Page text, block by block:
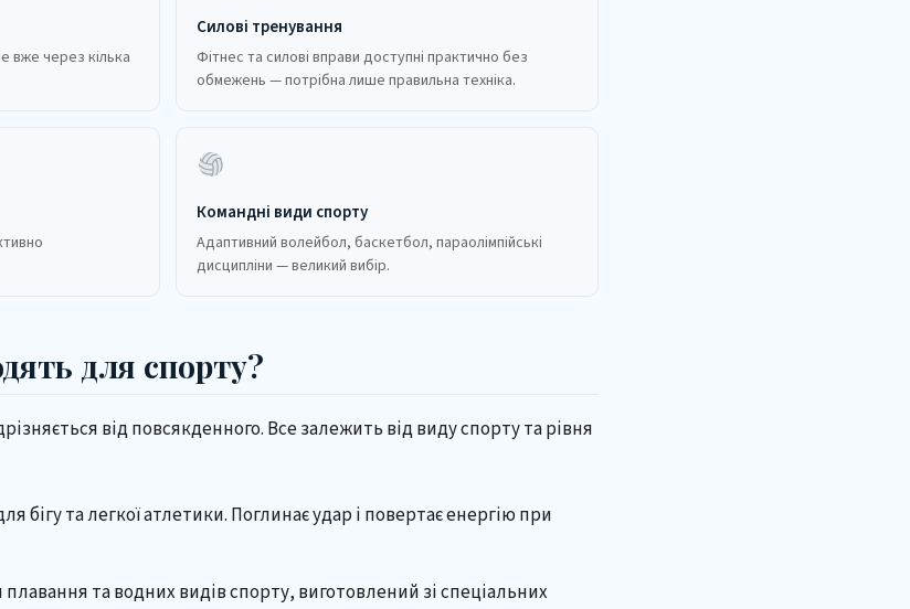
вже через кілька
Силові тренування
Фітнес та силові вправи доступні практично без
обмежень — потрібна лише правильна техніка.
Командні види спорту
Адаптивний волейбол, баскетбол, параолімпійські
дисципліни — великий вибір.
для спорту?
від повсякденного. Все залежить від виду спорту та рівня
бігу та легкої атлетики. Поглинає удар і повертає енергію при
та водних видів спорту, виготовлений зі спеціальних